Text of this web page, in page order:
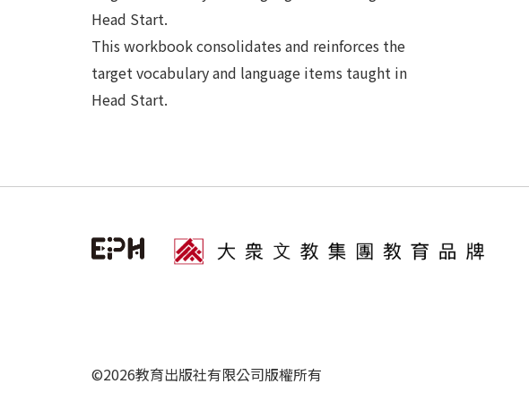
Head Start.
This workbook consolidates and reinforces the
target vocabulary and language items taught in
Head Start.
©2026教育出版社有限公司版權所有